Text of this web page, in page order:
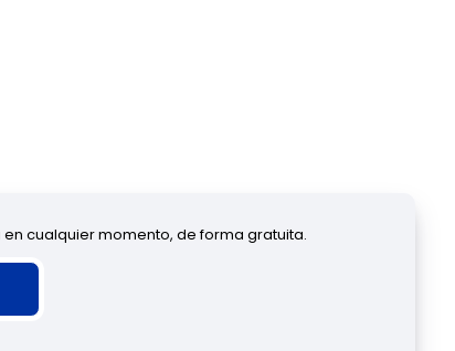
cualquier momento, de forma gratuita.